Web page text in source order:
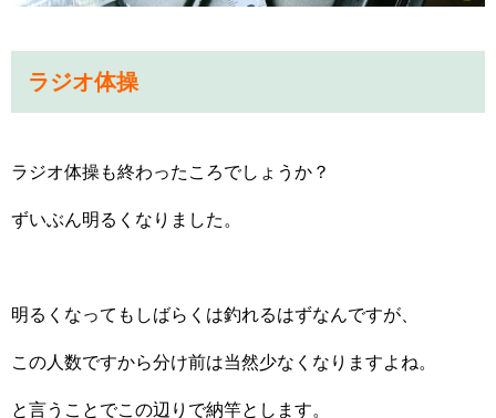
ラジオ体操
ラジオ体操も終わったころでしょうか？
ずいぶん明るくなりました。
明るくなってもしばらくは釣れるはずなんですが、
この人数ですから分け前は当然少なくなりますよね。
と言うことでこの辺りで納竿とします。